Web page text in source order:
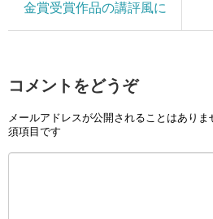
金賞受賞作品の講評風に
コメントをどうぞ
メールアドレスが公開されることはありま
須項目です